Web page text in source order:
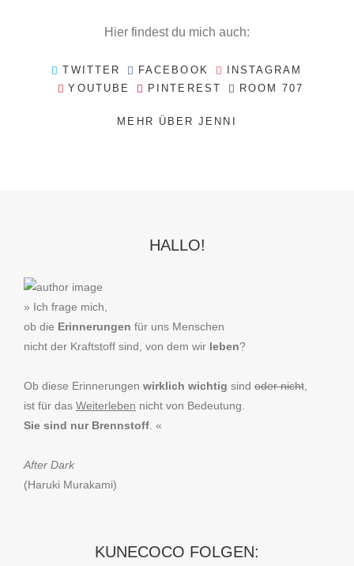
Hier findest du mich auch:
TWITTER FACEBOOK
INSTAGRAM
YOUTUBE
PINTEREST ROOM 707
MEHR ÜBER JENNI
HALLO!
» Ich frage mich,
ob die Erinnerungen für uns Menschen
nicht der Kraftstoff sind, von dem wir leben?
Ob diese Erinnerungen wirklich wichtig sind oder nicht
ist für das Weiterleben nicht von Bedeutung.
Sie sind nur Brennstoff . «
After Dark
(Haruki Murakami)
KUNECOCO FOLGEN: